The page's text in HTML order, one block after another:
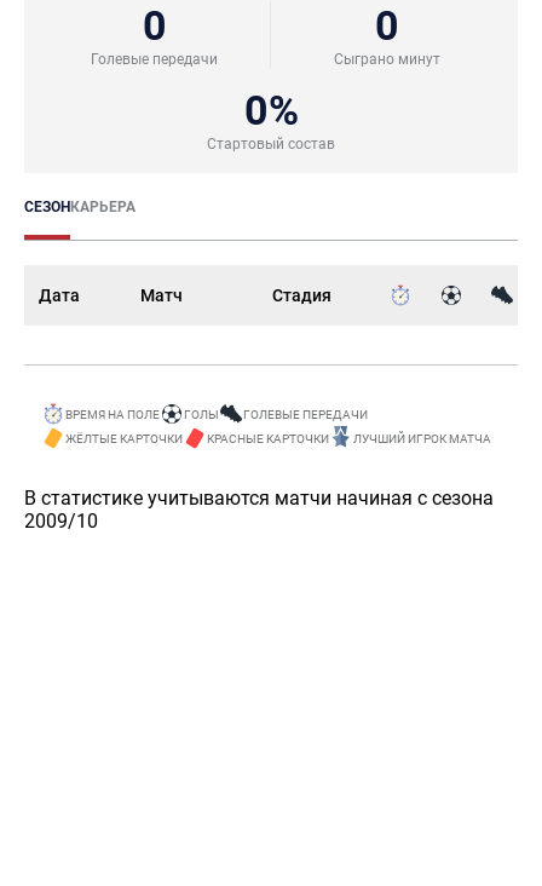
0
Голевые передачи
0
Сыграно минут
0%
Стартовый состав
СЕЗОНКАРЬЕРА
Дата Матч Стадия
ВРЕМЯ НА ПОЛЕ ГОЛЫ
ГОЛЕВЫЕ ПЕРЕДАЧИ
ЖЁЛТЫЕ КАРТОЧКИ
КРАСНЫЕ КАРТОЧКИ ЛУЧШИЙ ИГРОК МАТЧА
В статистике учитываются матчи начиная с сезона
2009/10